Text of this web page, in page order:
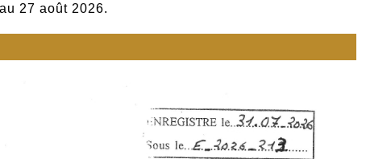
27 août 2026.